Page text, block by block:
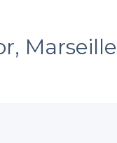
Marseille